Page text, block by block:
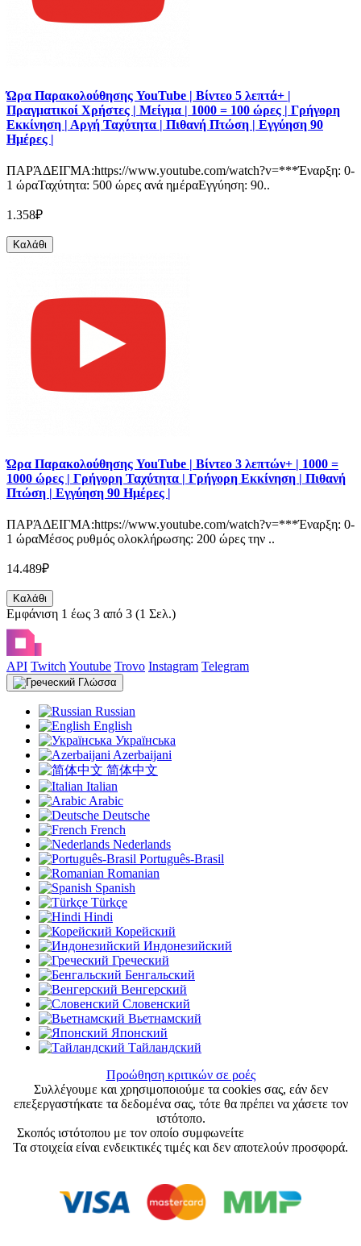
Ώρα Παρακολούθησης YouTube | Βίντεο 5 λεπτά+ |
Πραγματικοί Χρήστες | Μείγμα | 1000 = 100 ώρες | Γρήγορη
Εκκίνηση | Αργή Ταχύτητα | Πιθανή Πτώση | Εγγύηση 90
Ημέρες |
ΠΑΡΆΔΕΙΓΜΑ:https://www.youtube.com/watch?v=***Έναρξη: 0-
1 ώραΤαχύτητα: 500 ώρες ανά ημέραΕγγύηση: 90..
1.358₽
Καλάθι
Ώρα Παρακολούθησης YouTube | Βίντεο 3 λεπτών+ | 1000 =
1000 ώρες | Γρήγορη Ταχύτητα | Γρήγορη Εκκίνηση | Πιθανή
Πτώση | Εγγύηση 90 Ημέρες |
ΠΑΡΆΔΕΙΓΜΑ:https://www.youtube.com/watch?v=***Έναρξη: 0-
1 ώραΜέσος ρυθμός ολοκλήρωσης: 200 ώρες την ..
14.489₽
Καλάθι
Εμφάνιση 1 έως 3 από 3 (1 Σελ.)
API Twitch Youtube Trovo Instagram Telegram
Γλώσσα
Russian
English
Українська
Azerbaijani
简体中文
Italian
Arabic
Deutsche
French
Nederlands
Português-Brasil
Romanian
Spanish
Türkçe
Hindi
Корейский
Индонезийский
Греческий
Бенгальский
Венгерский
Словенский
Вьетнамский
Японский
Тайландский
Προώθηση κριτικών σε ροές
Συλλέγουμε και χρησιμοποιούμε τα cookies σας, εάν δεν
επεξεργαστήκατε τα δεδομένα σας, τότε θα πρέπει να χάσετε τον
ιστότοπο.
Σκοπός ιστότοπου με τον οποίο συμφωνείτε
Τα στοιχεία είναι ενδεικτικές τιμές και δεν αποτελούν προσφορά.